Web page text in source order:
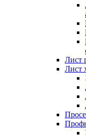
Лист
Лист